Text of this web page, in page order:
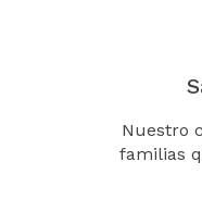
Nuestro
familias